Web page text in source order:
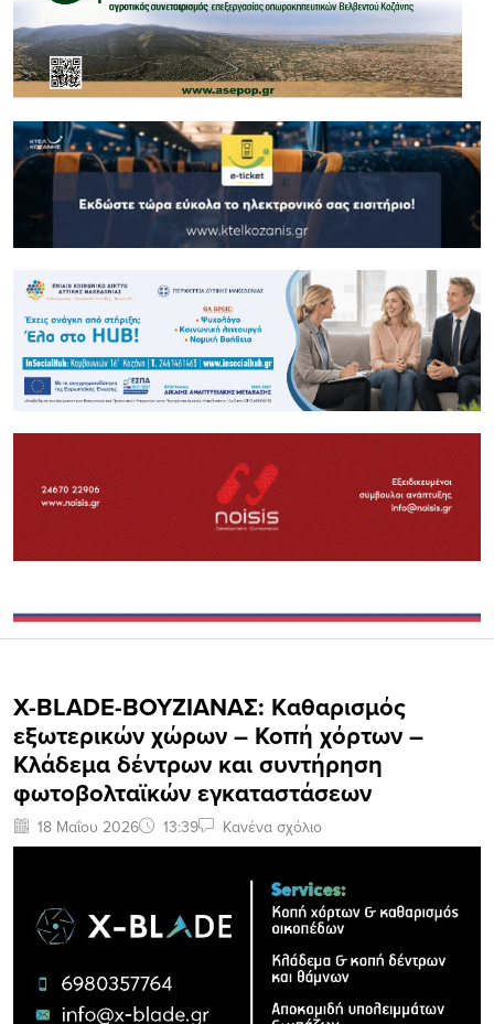
X-BLADE-ΒΟΥΖΙΑΝΑΣ: Kαθαρισμός
εξωτερικών χώρων – Κοπή χόρτων –
Κλάδεμα δέντρων και συντήρηση
φωτοβολταϊκών εγκαταστάσεων
18 Μαΐου 2026 13:39 Κανένα σχόλιο